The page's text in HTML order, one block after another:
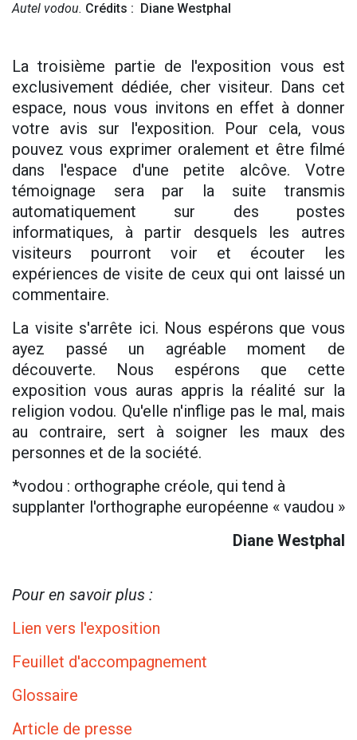
Autel vodou. Crédits : Diane Westphal
La troisième partie de l'exposition vous est
exclusivement dédiée, cher visiteur. Dans cet
espace, nous vous invitons en effet à donner
votre avis sur l'exposition. Pour cela, vous
pouvez vous exprimer oralement et être filmé
dans l'espace d'une petite alcôve. Votre
témoignage sera par la suite transmis
automatiquement sur des postes
informatiques, à partir desquels les autres
visiteurs pourront voir et écouter les
expériences de visite de ceux qui ont laissé un
commentaire.
La visite s'arrête ici. Nous espérons que vous
ayez passé un agréable moment de
découverte. Nous espérons que cette
exposition vous auras appris la réalité sur la
religion vodou. Qu'elle n'inflige pas le mal, mais
au contraire, sert à soigner les maux des
personnes et de la société.
*vodou : orthographe créole, qui tend à
supplanter l'orthographe européenne « vaudou »
Diane Westphal
Pour en savoir plus :
Lien vers l'exposition
Feuillet d'accompagnement
Glossaire
Article de presse